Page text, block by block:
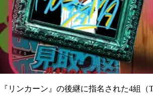
『リンカーン』の後継に指名された4組